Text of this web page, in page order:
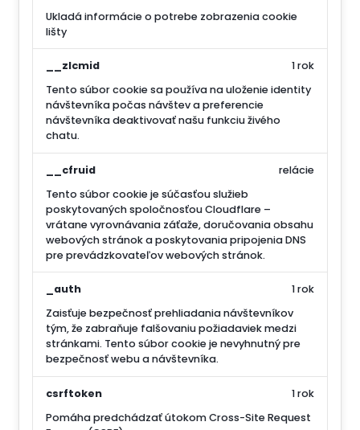
Ukladá informácie o potrebe zobrazenia cookie
lišty
__zlcmid
Tento súbor cookie sa používa na uloženie identity
návštevníka počas návštev a preferencie
návštevníka deaktivovať našu funkciu živého
chatu.
1 rok
__cfruid
Tento súbor cookie je súčasťou služieb
poskytovaných spoločnosťou Cloudflare –
vrátane vyrovnávania záťaže, doručovania obsahu
webových stránok a poskytovania pripojenia DNS
pre prevádzkovateľov webových stránok.
relácie
_auth
Zaisťuje bezpečnosť prehliadania návštevníkov
tým, že zabraňuje falšovaniu požiadaviek medzi
stránkami. Tento súbor cookie je nevyhnutný pre
bezpečnosť webu a návštevníka.
1 rok
csrftoken
Pomáha predchádzať útokom Cross-Site Request
1 rok